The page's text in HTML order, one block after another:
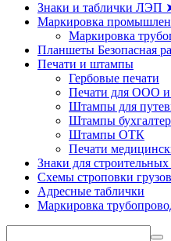
Знаки и таблички ЛЭП ➤
Маркировка
Маркировка
Планшеты Безопасная
Печати и штампы
Гербовые печати
Печати для ООО
Штампы для
Штампы
Штампы ОТК
Печати
Знаки для
Схемы строповки грузов
Адресные таблички
Маркировка